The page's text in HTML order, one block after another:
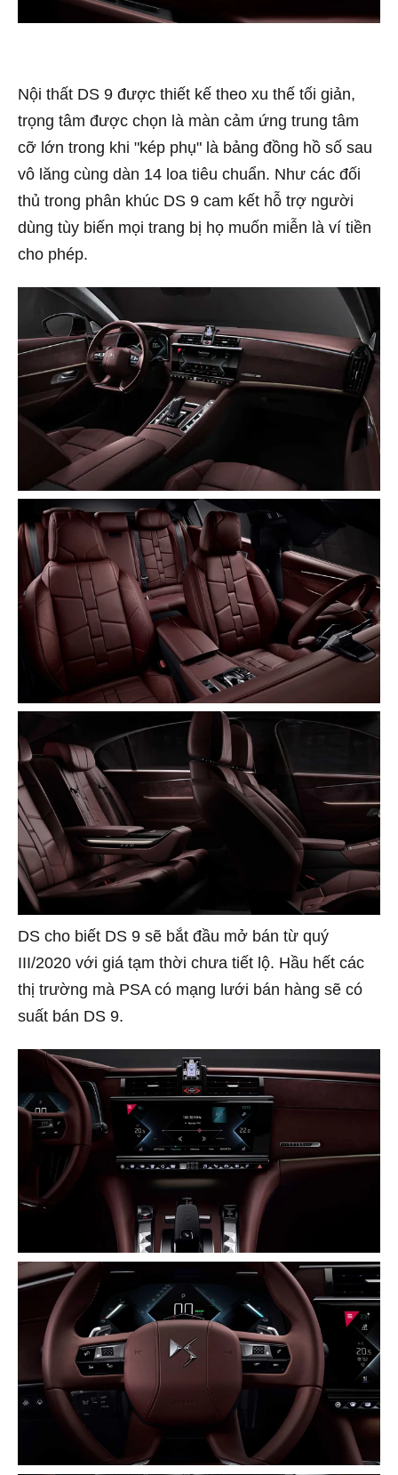
Nội thất DS 9 được thiết kế theo xu thế tối giản,
trọng tâm được chọn là màn cảm ứng trung tâm
cỡ lớn trong khi "kép phụ" là bảng đồng hồ số sau
vô lăng cùng dàn 14 loa tiêu chuẩn. Như các đối
thủ trong phân khúc DS 9 cam kết hỗ trợ người
dùng tùy biến mọi trang bị họ muốn miễn là ví tiền
cho phép.
DS cho biết DS 9 sẽ bắt đầu mở bán từ quý
III/2020 với giá tạm thời chưa tiết lộ. Hầu hết các
thị trường mà PSA có mạng lưới bán hàng sẽ có
suất bán DS 9.